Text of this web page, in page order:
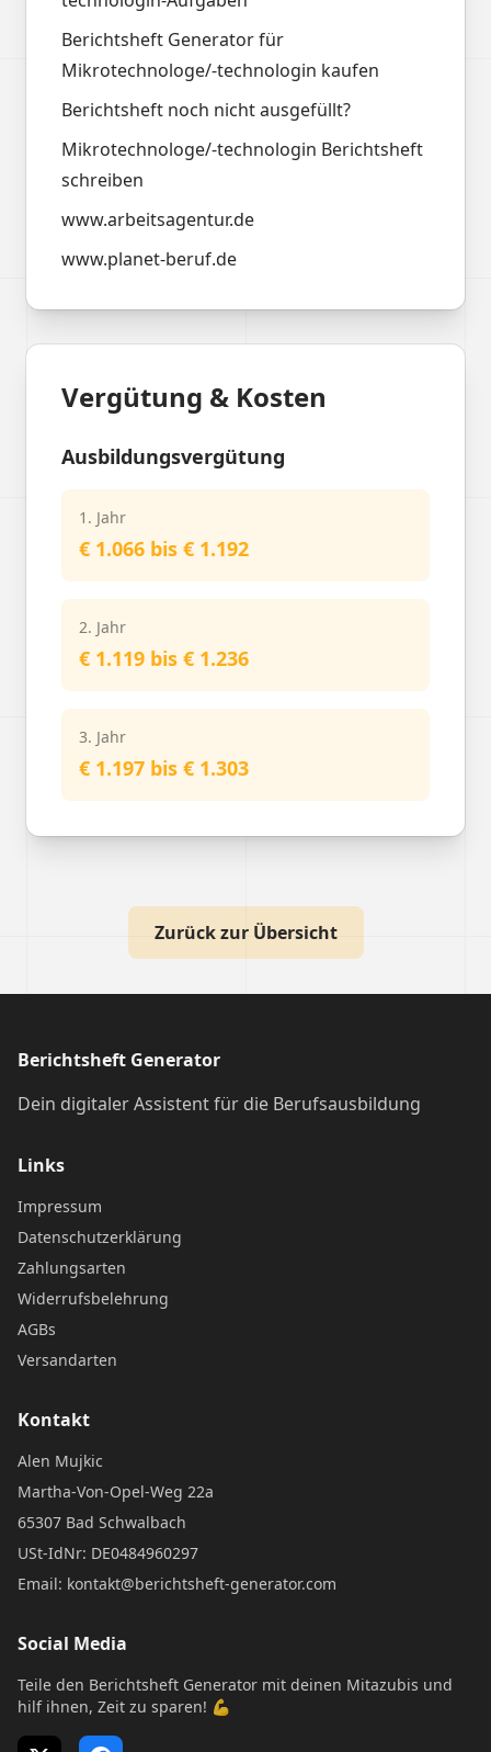
Berichtsheft Generator für
Mikrotechnologe/-technologin kaufen
Berichtsheft noch nicht ausgefüllt?
Mikrotechnologe/-technologin Berichtsheft
schreiben
www.arbeitsagentur.de
www.planet-beruf.de
Vergütung & Kosten
Ausbildungsvergütung
1. Jahr
€ 1.066 bis € 1.192
2. Jahr
€ 1.119 bis € 1.236
3. Jahr
€ 1.197 bis € 1.303
Zurück zur Übersicht
Berichtsheft Generator
Dein digitaler Assistent für die Berufsausbildung
Links
Impressum
Datenschutzerklärung
Zahlungsarten
Widerrufsbelehrung
AGBs
Versandarten
Kontakt
Alen Mujkic
Martha-Von-Opel-Weg 22a
65307 Bad Schwalbach
USt-IdNr: DE0484960297
Email: kontakt@berichtsheft-generator.com
Social Media
Teile den Berichtsheft Generator mit deinen Mitazubis und
hilf ihnen, Zeit zu sparen! 💪